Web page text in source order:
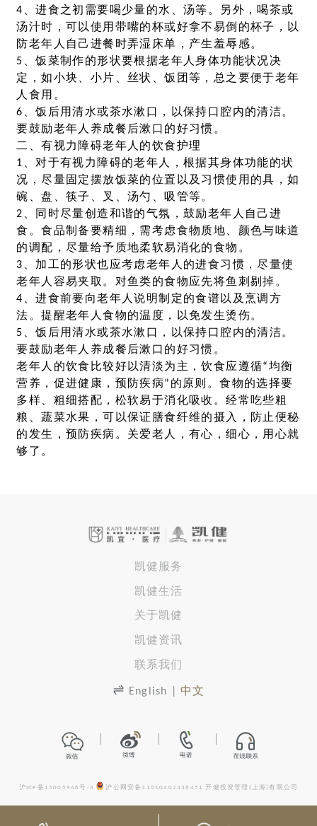
4、进食之初需要喝少量的水、汤等。另外，喝茶或
汤汁时，可以使用带嘴的杯或好拿不易倒的杯子，以
防老年人自己进餐时弄湿床单，产生羞辱感。
5、饭菜制作的形状要根据老年人身体功能状况决
定，如小块、小片、丝状、饭团等，总之要便于老年
人食用。
6、饭后用清水或茶水漱口，以保持口腔内的清洁。
要鼓励老年人养成餐后漱口的好习惯。
二、有视力障碍老年人的饮食护理
1、对于有视力障碍的老年人，根据其身体功能的状
况，尽量固定摆放饭菜的位置以及习惯使用的具，如
碗、盘、筷子、叉、汤勺、吸管等。
2、同时尽量创造和谐的气氛，鼓励老年人自己进
食。食品制备要精细，需考虑食物质地、颜色与味道
的调配，尽量给予质地柔软易消化的食物。
3、加工的形状也应考虑老年人的进食习惯，尽量使
老年人容易夹取。对鱼类的食物应先将鱼刺剔掉。
4、进食前要向老年人说明制定的食谱以及烹调方
法。提醒老年人食物的温度，以免发生烫伤。
5、饭后用清水或茶水漱口，以保持口腔内的清洁。
要鼓励老年人养成餐后漱口的好习惯。
老年人的饮食比较好以清淡为主，饮食应遵循“均衡
营养，促进健康，预防疾病”的原则。食物的选择要
多样、粗细搭配，松软易于消化吸收。经常吃些粗
粮、蔬菜水果，可以保证膳食纤维的摄入，防止便秘
的发生，预防疾病。关爱老人，有心，细心，用心就
够了。
沪ICP备15005946号-3 沪公网安备31010402336451 开健投资管理(上海)有限公司
凯健服务
凯健生活
关于凯健
凯健资讯
联系我们
English 中文